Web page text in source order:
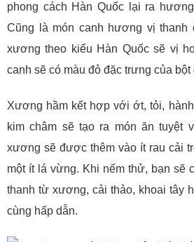
phong cách Hàn Quốc lại ra
Cũng là món canh hương vị thanh
xương theo kiểu Hàn Quốc sẽ vị
canh sẽ có màu đỏ đặc trưng của bột
Xương hầm kết hợp với ớt, tỏi,
kim châm sẽ tạo ra món ăn tuyệt
xương sẽ được thêm vào ít rau cải
một ít lá vừng. Khi nếm thử, bạn sẽ
thanh từ xương, cải thảo, khoai tây
cùng hấp dẫn.